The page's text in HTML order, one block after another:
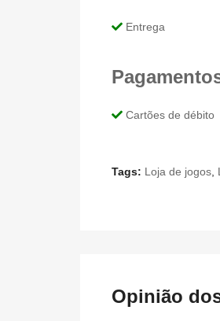
Entrega
Cartões de débito
Tags: Loja de jogos
Opinião